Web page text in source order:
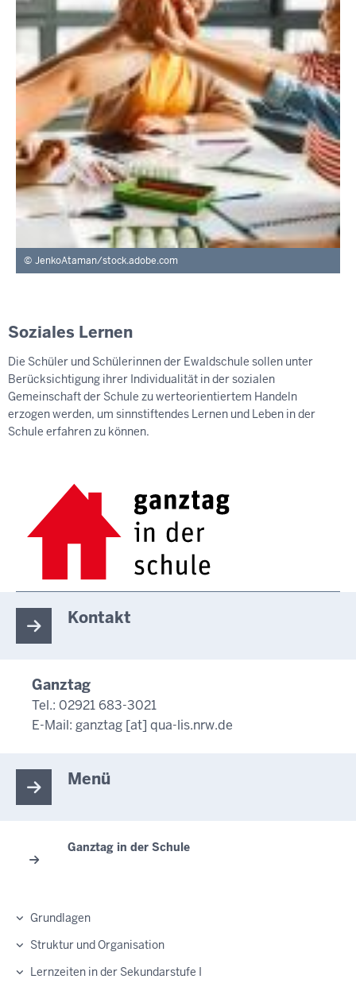
JenkoAtaman/stock.adobe.com
Soziales Lernen
Die Schüler und Schülerinnen der Ewaldschule sollen unter
Berücksichtigung ihrer Individualität in der sozialen
Gemeinschaft der Schule zu werteorientiertem Handeln
erzogen werden, um sinnstiftendes Lernen und Leben in der
Schule erfahren zu können.
Kontakt
Ganztag
Tel.: 02921 683-3021
E-Mail: ganztag [at] qua-lis.nrw.de
Menü
Ganztag in der Schule
Grundlagen
Struktur und Organisation
Lernzeiten in der Sekundarstufe I